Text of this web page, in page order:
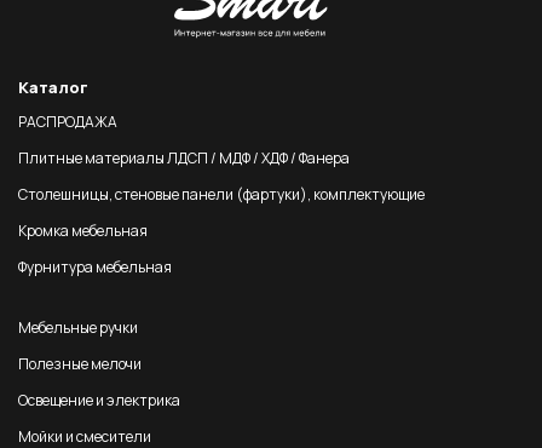
Каталог
РАСПРОДАЖА
Плитные материалы ЛДСП / МДФ / ХДФ / Фанера
Столешницы, стеновые панели (фартуки), комплектующие
Кромка мебельная
Фурнитура мебельная
Мебельные ручки
Полезные мелочи
Освещение и электрика
Мойки и смесители